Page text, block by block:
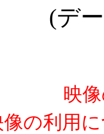
(デ
映
像の利用